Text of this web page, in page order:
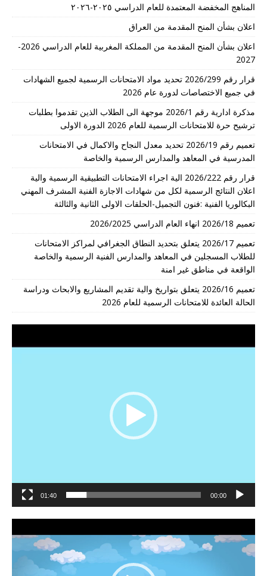
المناهج المخفضة المعتمدة للعام الدراسي ٢٠٢٥-٢٠٢٦
اعلان بشأن المنح المقدمة من العراق
اعلان بشأن المنح المقدمة من المملكة المغربية للعام الدراسي 2026-
2027
قرار رقم 2026/299 تحديد مواد الامتحانات الرسمية لجميع الشهادات
في جميع الاختصاصات لدورة عام 2026
مذكرة ادارية رقم 2026/1 موجهة الى الطلاب الذين تقدموا بطلبات
ترشيح حرة للامتحانات الرسمية للعام 2026 الدورة الاولى
تعميم رقم 2026/19 تحديد معدل النجاح والاكمال في الامتحانات
المدرسية في المعاهد والمدارس الرسمية والخاصة
قرار رقم 2026/222 الية اجراء الامتحانات التطبيقية الرسمية والية
اعلان النتائج الرسمية لكل من شهادات الاجازة الفنية المشرف المهني
البكالوريا الفنية :فنون التجميل-الحلقات الاولى الثانية والثالثة
تعميم 2026/18 انهاء العام الدراسي 2026/2025
تعميم 2026/17 يتعلق بتحديد النطاق الجغرافي لمراكز الامتحانات
للطلاب المسجلين في المعاهد والمدارس الفنية الرسمية والخاصة
الواقعة في مناطق غير امنة
تعميم 2026/16 يتعلق بتواريخ والية تقديم المشاريع والابحاث ودراسة
الحالة العائدة للامتحانات الرسمية للعام 2026
00:00
01:40
الفيديو